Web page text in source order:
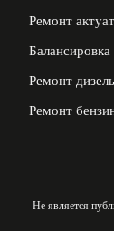
Ремонт
Ремонт
Ремонт
Не является